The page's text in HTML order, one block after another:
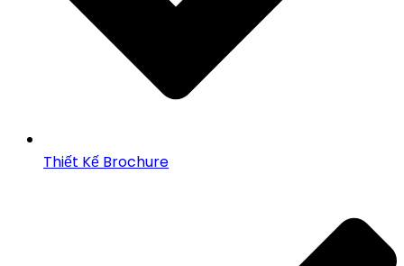
Thiết Kế Brochure